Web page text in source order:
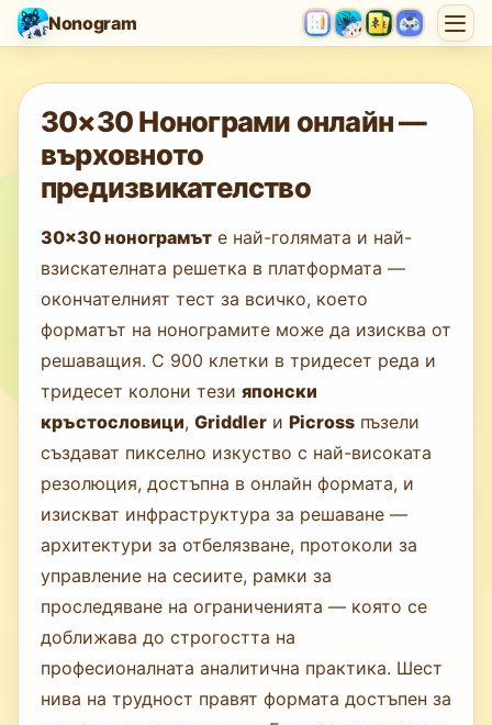
Nonogram
Зареждане на играта…
30×30 Нонограми онлайн —
върховното
предизвикателство
30×30 нонограмът е най-голямата и най-
взискателната решетка в платформата —
окончателният тест за всичко, което
форматът на нонограмите може да изисква от
решаващия. С 900 клетки в тридесет реда и
тридесет колони тези японски
кръстословици, Griddler и Picross пъзели
създават пикселно изкуство с най-високата
резолюция, достъпна в онлайн формата, и
изискват инфраструктура за решаване —
архитектури за отбелязване, протоколи за
управление на сесиите, рамки за
проследяване на ограниченията — която се
доближава до строгостта на
професионалната аналитична практика. Шест
нива на трудност правят формата достъпен за